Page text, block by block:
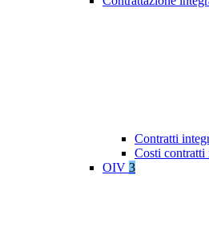
Contratti
Costi contratti
OIV 3